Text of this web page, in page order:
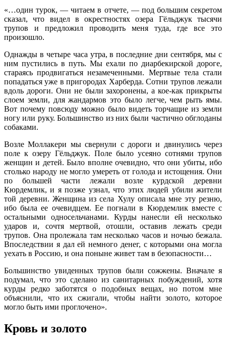
«…один турок, — читаем в отчете, — под большим секретом
сказал, что видел в окрестностях озера Гёльджук тысячи
трупов и предложил проводить меня туда, где все это
произошло.
Однажды в четыре часа утра, в последние дни сентября, мы с
ним пустились в путь. Мы ехали по диарбекирской дороге,
стараясь продвигаться незамеченными. Мертвые тела стали
попадаться уже в пригородах Харберда. Сотни трупов лежали
вдоль дороги. Они не были захоронены, а кое-как прикрыты
слоем земли, для жандармов это было легче, чем рыть ямы.
Вот почему повсюду можно было видеть торчащие из земли
ногу или руку. Большинство из них были частично обглоданы
собаками.
Возле Моллакери мы свернули с дороги и двинулись через
поле к озеру Гёльджук. Поле было усеяно сотнями трупов
женщин и детей. Было вполне очевидно, что они убиты, ибо
столько народу не могло умереть от голода и истощения. Они
по большей части лежали возле курдской деревни
Кюрдемлик, и я позже узнал, что этих людей убили жители
той деревни. Женщина из села Хулу описала мне эту резню,
ибо была ее очевидцем. Ее погнали в Кюрдемлик вместе с
остальными односельчанами. Курды нанесли ей несколько
ударов и, сочтя мертвой, отошли, оставив лежать среди
трупов. Она пролежала там несколько часов и ночью бежала.
Впоследствии я дал ей немного денег, с которыми она могла
уехать в Россию, и она поныне живет там в безопасности…
Большинство увиденных трупов были сожжены. Вначале я
подумал, что это сделано из санитарных побуждений, хотя
курды редко заботятся о подобных вещах, но потом мне
объяснили, что их сжигали, чтобы найти золото, которое
могло быть ими проглочено».
Кровь и золото